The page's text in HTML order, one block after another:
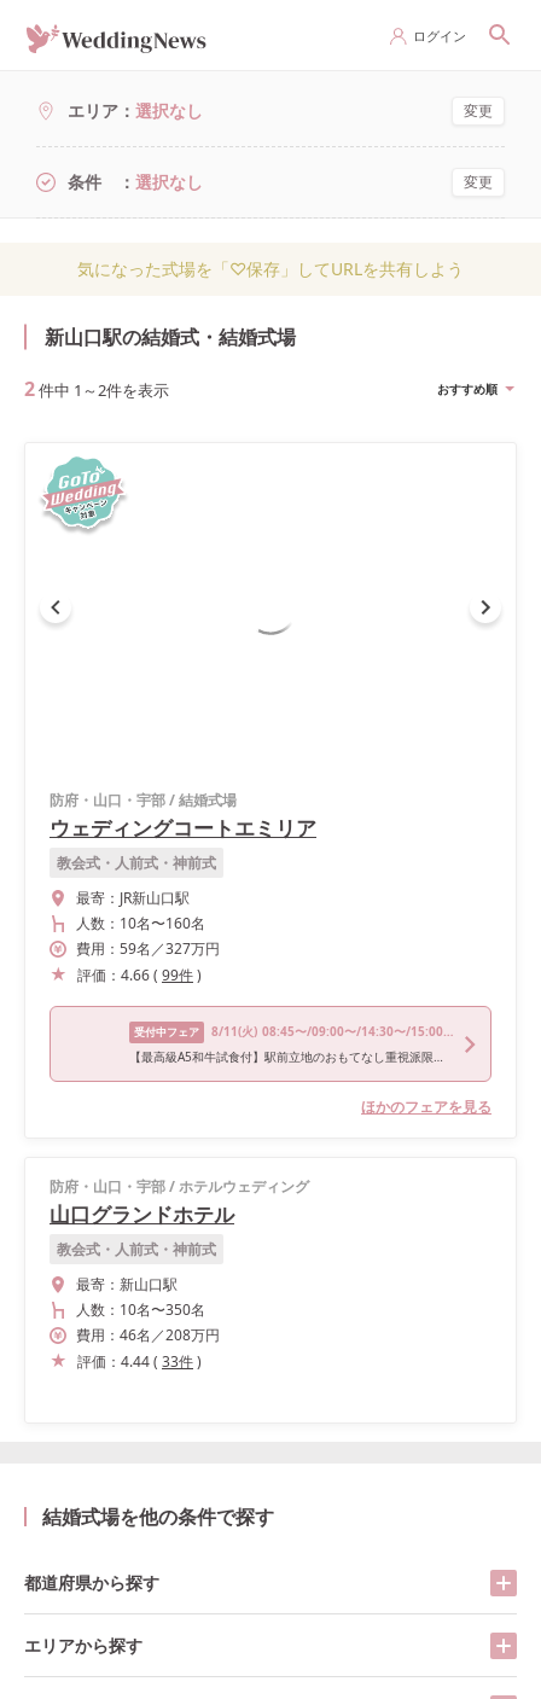
ログイン
エリア 選択なし 変更
条件 選択なし 変更
気になった式場を「♡保存」してURLを共有しよう
新山口駅の結婚式・結婚式場
2件中 1 ～ 2件を表示 おすすめ順
防府・山口・宇部/結婚式場
ウェディングコートエミリア
教会式・人前式・神前式
最寄： JR新山口駅
人数： 10名〜160名
費用： 59名 ／327万円
評価： 4.66( 99件)
受付中フェア 8/11(火) 08:45〜/09:00〜/14:30〜/15:00〜/17:30〜
【最高級A5和牛試食付】駅前立地のおもてなし重視派限定フェア
ほかのフェアを見る
防府・山口・宇部/ホテルウェディング
山口グランドホテル
教会式・人前式・神前式
最寄： 新山口駅
人数： 10名〜350名
費用： 46名 ／208万円
評価： 4.44( 33件)
結婚式場を他の条件で探す
都道府県から探す
エリアから探す